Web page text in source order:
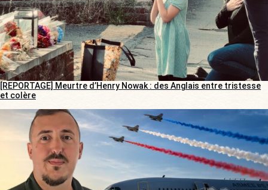
[REPORTAGE] Meurtre d’Henry Nowak : des Anglais entre tristesse
et colère